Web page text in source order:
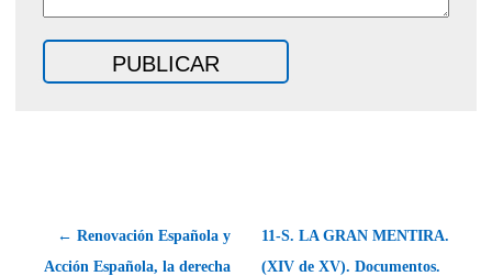
← Renovación Española y
Acción Española, la derecha
11-S. LA GRAN MENTIRA.
(XIV de XV). Documentos.